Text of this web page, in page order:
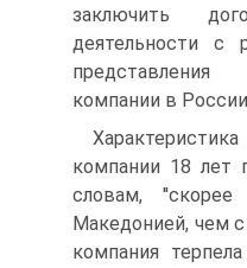
заключить
деятельности с
представления
компании в
компании 18 лет
словам,
Македонией, чем
компания